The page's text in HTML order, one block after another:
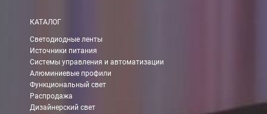
КАТАЛОГ
Светодиодные ленты
Источники питания
Системы управления и автоматизации
Алюминиевые профили
Функциональный свет
Распродажа
Дизайнерский свет